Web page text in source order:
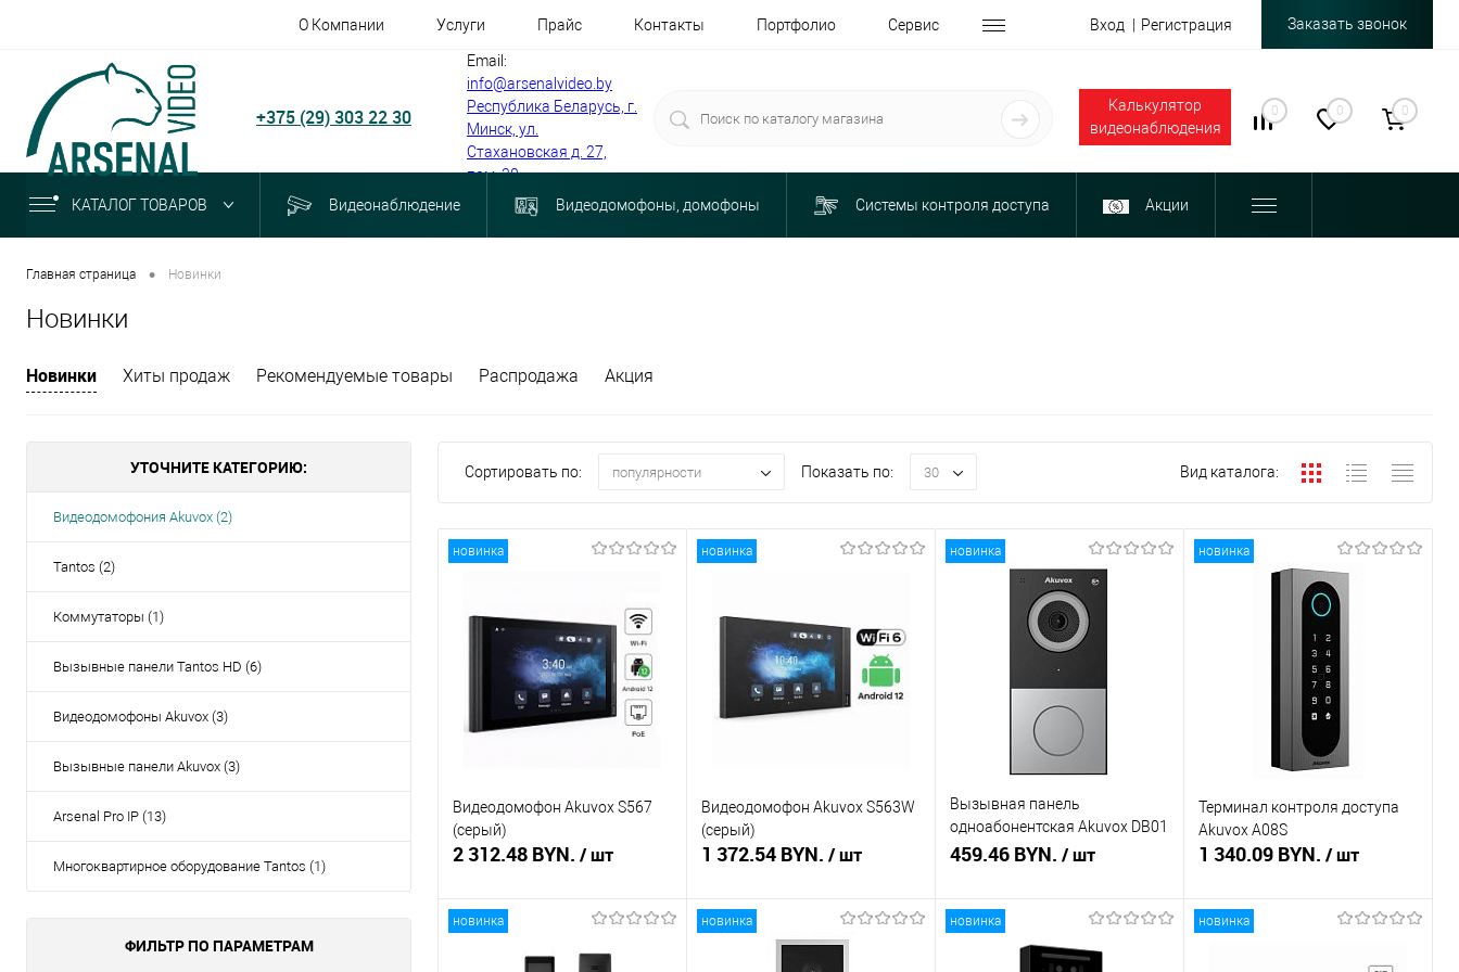
О Компании Услуги Прайс Контакты Портфолио Сервис Вход Регистрация Заказать звонок
+375 (29) 303 22 30
Email:
info@arsenalvideo.by
Республика Беларусь, г.
Минск, ул.
Стахановская д. 27,
пом. 30
Калькулятор
видеонаблюдения
0 0 0
КАТАЛОГ ТОВАРОВ Видеонаблюдение Видеодомофоны, домофоны Системы контроля доступа Акции
Главная страница • Новинки
Новинки
Новинки Хиты продаж Рекомендуемые товары Распродажа Акция
УТОЧНИТЕ КАТЕГОРИЮ:
Видеодомофония Akuvox (2)
Tantos (2)
Коммутаторы (1)
Вызывные панели Tantos HD (6)
Видеодомофоны Akuvox (3)
Вызывные панели Akuvox (3)
Arsenal Pro IP (13)
Многоквартирное оборудование Tantos (1)
ФИЛЬТР ПО ПАРАМЕТРАМ
Сортировать по: популярности Показать по: 30 Вид каталога:
новинка
Видеодомофон Akuvox S567
(серый)
2 312.48 BYN. / шт
новинка
Видеодомофон Akuvox S563W
(серый)
1 372.54 BYN. / шт
Подписаться
новинка
Вызывная панель
одноабонентская Akuvox DB01
(серебро)
459.46 BYN. / шт
В корзину
новинка
Терминал контроля доступа
Akuvox A08S
1 340.09 BYN. / шт
новинка новинка новинка новинка